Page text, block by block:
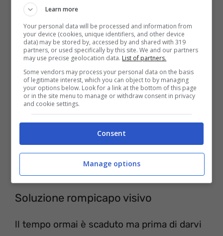
VIA!
trova la tromba nascosta nella pista da ballo, test visivo
Soluzione rompicapo visivo
ll tempo ormai è scaduto ma prima di darvi
Learn more
Your personal data will be processed and information from
your device (cookies, unique identifiers, and other device
data) may be stored by, accessed by and shared with 319
partners, or used specifically by this site. We and our partners
may use precise geolocation data. List of partners.
Some vendors may process your personal data on the basis
of legitimate interest, which you can object to by managing
your options below. Look for a link at the bottom of this page
or in the site menu to manage or withdraw consent in privacy
and cookie settings.
Consent
Manage options